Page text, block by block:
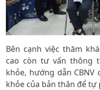
Bên cạnh việc thăm
cao còn tư vấn thông
khỏe, hướng dẫn
khỏe của bản thân để tự